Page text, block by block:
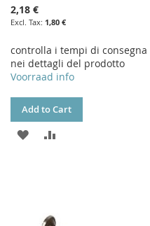
2,18 €
1,80 €
controlla i tempi di consegna
nei dettagli del prodotto
Voorraad info
Add to Cart
ADD